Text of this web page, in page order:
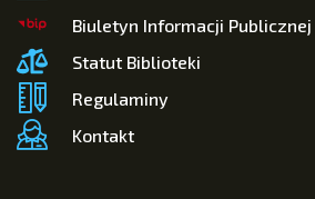
Biuletyn Informacji Publicznej
Statut Biblioteki
Regulaminy
Kontakt